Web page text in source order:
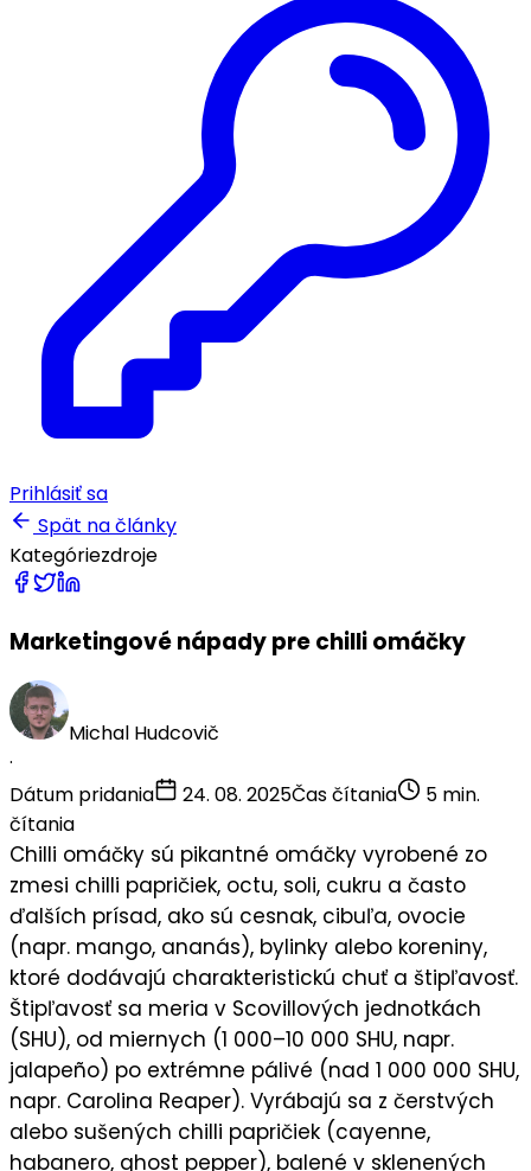
Prihlásiť sa
Spät na články
Kategóriezdroje
Marketingové nápady pre chilli omáčky
Michal Hudcovič
·
Dátum pridania
24. 08. 2025Čas čítania
5 min.
čítania
Chilli omáčky sú pikantné omáčky vyrobené zo
zmesi chilli papričiek, octu, soli, cukru a často
ďalších prísad, ako sú cesnak, cibuľa, ovocie
(napr. mango, ananás), bylinky alebo koreniny,
ktoré dodávajú charakteristickú chuť a štipľavosť.
Štipľavosť sa meria v Scovillových jednotkách
(SHU), od miernych (1 000–10 000 SHU, napr.
jalapeño) po extrémne pálivé (nad 1 000 000 SHU,
napr. Carolina Reaper). Vyrábajú sa z čerstvých
alebo sušených chilli papričiek (cayenne,
habanero, ghost pepper), balené v sklenených